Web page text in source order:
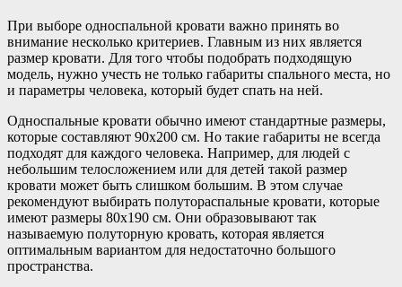
При выборе односпальной кровати важно принять во
внимание несколько критериев. Главным из них является
размер кровати. Для того чтобы подобрать подходящую
модель, нужно учесть не только габариты спального места, но
и параметры человека, который будет спать на ней.
Односпальные кровати обычно имеют стандартные размеры,
которые составляют 90х200 см. Но такие габариты не всегда
подходят для каждого человека. Например, для людей с
небольшим телосложением или для детей такой размер
кровати может быть слишком большим. В этом случае
рекомендуют выбирать полутораспальные кровати, которые
имеют размеры 80х190 см. Они образовывают так
называемую полуторную кровать, которая является
оптимальным вариантом для недостаточно большого
пространства.